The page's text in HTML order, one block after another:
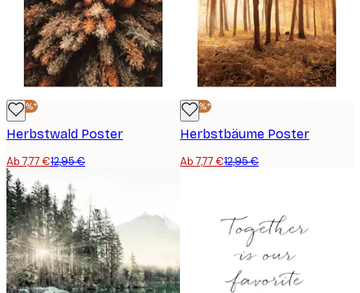
-40%*
Herbstwald Poster
Ab 7,77 €12,95 €
-40%*
Herbstbäume Poster
Ab 7,77 €12,95 €